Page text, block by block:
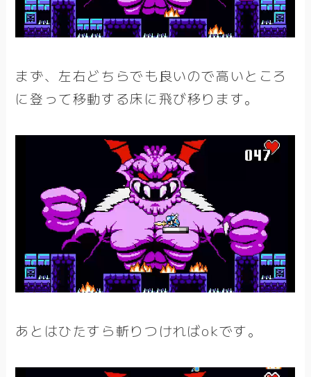
まず、左右どちらでも良いので高いところ
に登って移動する床に飛び移ります。
あとはひたすら斬りつければokです。